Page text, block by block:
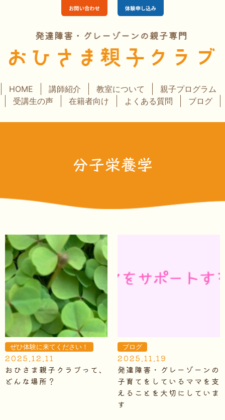
HOME 講師紹介 教室について
親子プログラム
受講生の声
在籍者向け よくある質問 ブログ
分子栄養学
ぜひ体験に来てください！
2025.12.11
おひさま親子クラブって、
どんな場所？
ブログ
2025.11.19
発達障害・グレーゾーンの
子育てをしているママを支
えることを大切にしていま
す